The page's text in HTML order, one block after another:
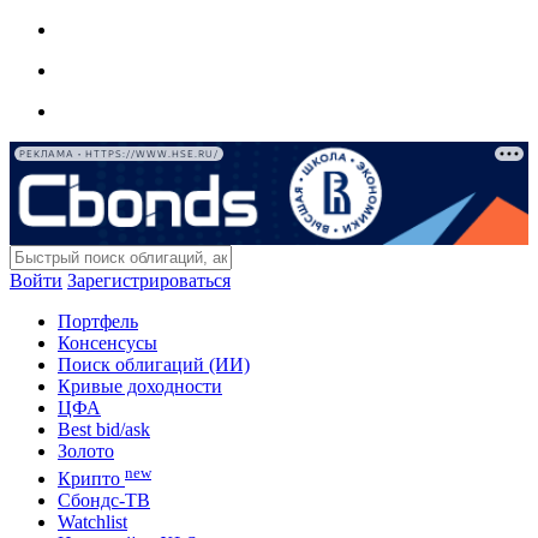
РЕКЛАМА • HTTPS://WWW.HSE.RU/
Войти Зарегистрироваться
Портфель
Консенсусы
Поиск облигаций (ИИ)
Кривые доходности
ЦФА
Best bid/ask
Золото
Крипто new
Сбондс-ТВ
Watchlist